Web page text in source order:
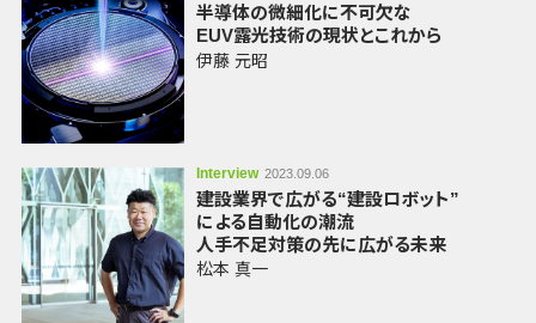
半導体の微細化に不可欠な
EUV露光技術の現状とこれから
伊藤 元昭
Interview 2023.09.06
建設業界で広がる“建設ロボット”
による自動化の潮流
人手不足対策の先に広がる未来
松本 真一